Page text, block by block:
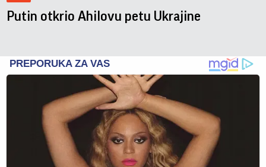
Putin otkrio Ahilovu petu Ukrajine